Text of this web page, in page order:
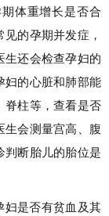
体重增长是否合
的孕期并发症，
生还会检查孕妇的
妇的心脏和肺部能
脊柱等，查看是否
生会测量宫高、腹
判断胎儿的胎位是
妇是否有贫血及其